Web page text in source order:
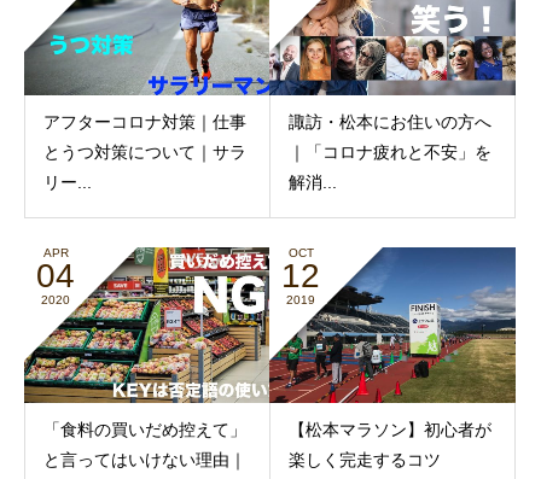
アフターコロナ対策｜仕事
とうつ対策について｜サラ
リー...
諏訪・松本にお住いの方へ
｜「コロナ疲れと不安」を
解消...
APR
04
2020
「食料の買いだめ控えて」
と言ってはいけない理由｜
OCT
12
2019
【松本マラソン】初心者が
楽しく完走するコツ